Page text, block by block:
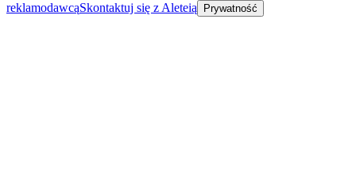
reklamodawcąSkontaktuj się z Aleteią Prywatność